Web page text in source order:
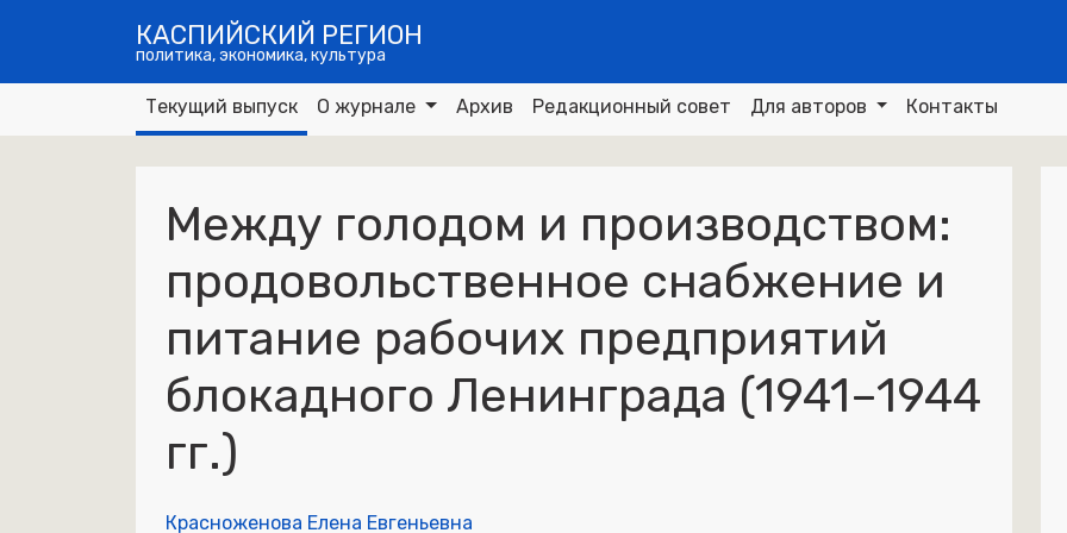
КАСПИЙСКИЙ РЕГИОН
политика, экономика, культура
Текущий выпуск О журнале Архив Редакционный совет Для авторов Контакты
Между голодом и производством:
продовольственное снабжение и
питание рабочих предприятий
блокадного Ленинграда (1941–1944
гг.)
Красноженова Елена Евгеньевна